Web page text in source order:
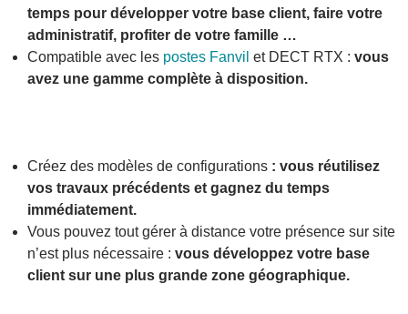
temps pour développer votre base client, faire votre
administratif, profiter de votre famille …
Compatible avec les postes Fanvil et DECT RTX : vous
avez une gamme complète à disposition.
Créez des modèles de configurations : vous réutilisez
vos travaux précédents et gagnez du temps
immédiatement.
Vous pouvez tout gérer à distance votre présence sur site
n’est plus nécessaire : vous développez votre base
client sur une plus grande zone géographique.